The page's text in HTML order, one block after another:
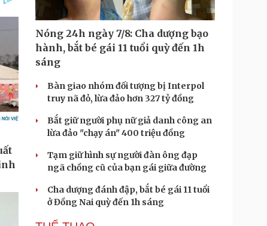
Nóng 24h ngày 7/8: Cha dượng bạo
hành, bắt bé gái 11 tuổi quỳ đến 1h
sáng
Bàn giao nhóm đối tượng bị Interpol
truy nã đỏ, lừa đảo hơn 327 tỷ đồng
Bắt giữ người phụ nữ giả danh công an
lừa đảo "chạy án" 400 triệu đồng
Tạm giữ hình sự người đàn ông đạp
ngã chồng cũ của bạn gái giữa đường
Cha dượng đánh đập, bắt bé gái 11 tuổi
ở Đồng Nai quỳ đến 1h sáng